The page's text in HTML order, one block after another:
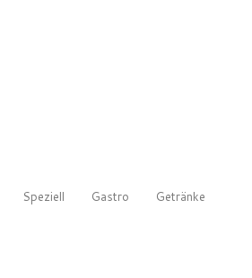
Speziell Gastro Getränke